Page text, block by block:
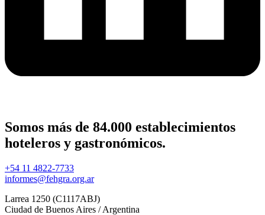
Somos más de 84.000 establecimientos
hoteleros y gastronómicos.
+54 11 4822-7733
informes@fehgra.org.ar
Larrea 1250 (C1117ABJ)
Ciudad de Buenos Aires / Argentina